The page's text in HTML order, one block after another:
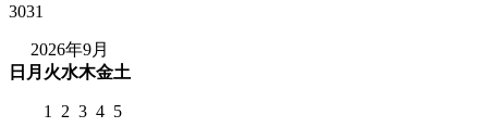
3031
2026年9月
日 月 火水木金土
1 2 3 4 5